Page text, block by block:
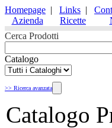
Homepage | Links |
Azienda
Ricette
Cerca Prodotti
Catalogo
>> Ricerca avanzata
Catalogo